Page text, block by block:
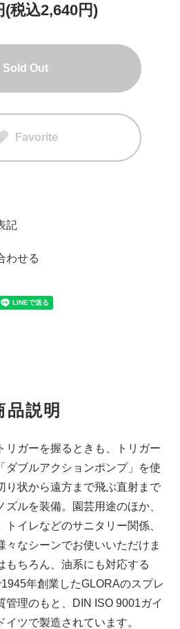
(税込2,640円)
Sold Out
Favorite
記
わせる
品説明
リガーを握るときも、トリガー
ダブルアクションポンプ」を使
り状から遠方まで飛ぶ直射まで
ルを装備。園芸用途のほか、
イレなどのサニタリー関係、
々なシーンでお使いいただけま
もちろん、油系にも対応する
年創業したGLORAのスプレ
管理のもと、DIN ISO 9001ガイ
イツで製造されています。